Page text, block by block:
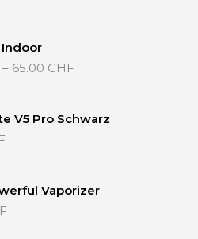
Indoor
– 65.00 CHF
V5 Pro Schwarz
Vaporizer